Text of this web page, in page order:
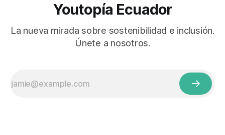
Youtopía Ecuador
La nueva mirada sobre sostenibilidad e inclusión.
Únete a nosotros.